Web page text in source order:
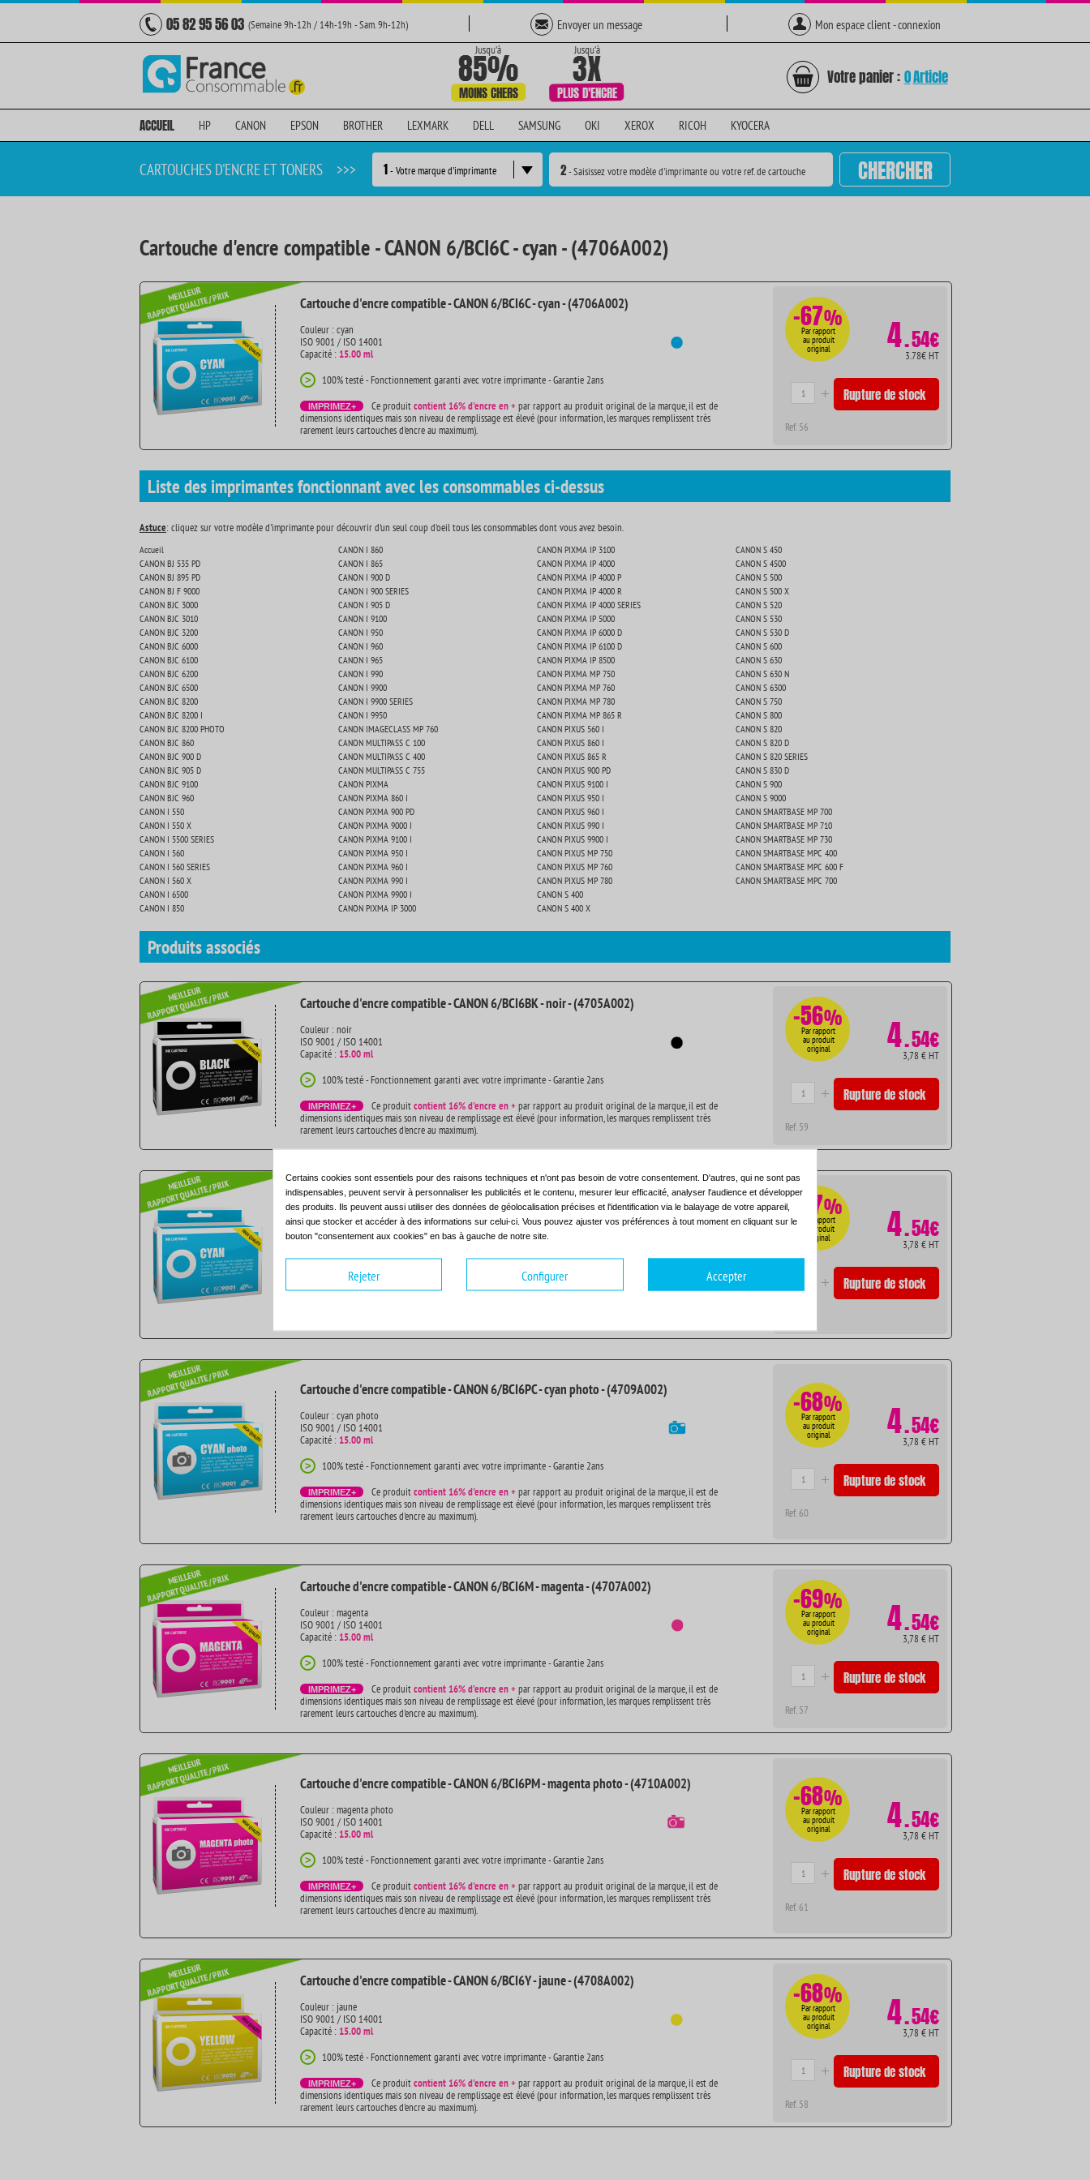
05 82 95 56 03 (Semaine 9h-12h / 14h-19h - Sam. 9h-12h) Envoyer un message Mon espace client - connexion
Votre panier : 0Article
ACCUEIL HP CANON EPSON BROTHER LEXMARK DELL SAMSUNG OKI XEROX RICOH KYOCERA
CARTOUCHES D'ENCRE ET TONERS >>> 1- Votre marque d'imprimante 2- Saisissez votre modèle d'imprimante ou votre ref. de cartouche CHERCHER
Cartouche d'encre compatible - CANON 6/BCI6C - cyan - (4706A002)
Cartouche d'encre compatible - CANON 6/BCI6C - cyan - (4706A002)
Couleur : cyan
ISO 9001 / ISO 14001
Capacité : 15.00 ml
> 100% testé - Fonctionnement garanti avec votre imprimante - Garantie 2ans
IMPRIMEZ+ Ce produitcontient 16% d'encre en +par rapport au produit original de la marque, il est de
dimensions identiques mais son niveau de remplissage est élevé (pour information, les marques remplissent très
rarement leurs cartouches d'encre au maximum).
-67%
Par rapport
au produit
original 4.54€
3.78€ HT
Rupture de stock
Ref. 56
Liste des imprimantes fonctionnant avec les consommables ci-dessus
Astuce: cliquez sur votre modèle d'imprimante pour découvrir d'un seul coup d'oeil tous les consommables dont vous avez besoin.
Accueil
CANON BJ 535 PD
CANON BJ 895 PD
CANON BJ F 9000
CANON BJC 3000
CANON BJC 3010
CANON BJC 3200
CANON BJC 6000
CANON BJC 6100
CANON BJC 6200
CANON BJC 6500
CANON BJC 8200
CANON BJC 8200 I
CANON BJC 8200 PHOTO
CANON BJC 860
CANON BJC 900 D
CANON BJC 905 D
CANON BJC 9100
CANON BJC 960
CANON I 550
CANON I 550 X
CANON I 5500 SERIES
CANON I 560
CANON I 560 SERIES
CANON I 560 X
CANON I 6500
CANON I 850
CANON I 860
CANON I 865
CANON I 900 D
CANON I 900 SERIES
CANON I 905 D
CANON I 9100
CANON I 950
CANON I 960
CANON I 965
CANON I 990
CANON I 9900
CANON I 9900 SERIES
CANON I 9950
CANON IMAGECLASS MP 760
CANON MULTIPASS C 100
CANON MULTIPASS C 400
CANON MULTIPASS C 755
CANON PIXMA
CANON PIXMA 860 I
CANON PIXMA 900 PD
CANON PIXMA 9000 I
CANON PIXMA 9100 I
CANON PIXMA 950 I
CANON PIXMA 960 I
CANON PIXMA 990 I
CANON PIXMA 9900 I
CANON PIXMA IP 3000
CANON PIXMA IP 3100
CANON PIXMA IP 4000
CANON PIXMA IP 4000 P
CANON PIXMA IP 4000 R
CANON PIXMA IP 4000 SERIES
CANON PIXMA IP 5000
CANON PIXMA IP 6000 D
CANON PIXMA IP 6100 D
CANON PIXMA IP 8500
CANON PIXMA MP 750
CANON PIXMA MP 760
CANON PIXMA MP 780
CANON PIXMA MP 865 R
CANON PIXUS 560 I
CANON PIXUS 860 I
CANON PIXUS 865 R
CANON PIXUS 900 PD
CANON PIXUS 9100 I
CANON PIXUS 950 I
CANON PIXUS 960 I
CANON PIXUS 990 I
CANON PIXUS 9900 I
CANON PIXUS MP 750
CANON PIXUS MP 760
CANON PIXUS MP 780
CANON S 400
CANON S 400 X
CANON S 450
CANON S 4500
CANON S 500
CANON S 500 X
CANON S 520
CANON S 530
CANON S 530 D
CANON S 600
CANON S 630
CANON S 630 N
CANON S 6300
CANON S 750
CANON S 800
CANON S 820
CANON S 820 D
CANON S 820 SERIES
CANON S 830 D
CANON S 900
CANON S 9000
CANON SMARTBASE MP 700
CANON SMARTBASE MP 710
CANON SMARTBASE MP 730
CANON SMARTBASE MPC 400
CANON SMARTBASE MPC 600 F
CANON SMARTBASE MPC 700
Produitsassociés
Cartouche d'encre compatible - CANON 6/BCI6BK - noir - (4705A002)
Couleur : noir
ISO 9001 / ISO 14001
Capacité : 15.00 ml
> 100% testé - Fonctionnement garanti avec votre imprimante - Garantie 2ans
IMPRIMEZ+ Ce produitcontient 16% d'encre en +par rapport au produit original de la marque, il est de
dimensions identiques mais son niveau de remplissage est élevé (pour information, les marques remplissent très
rarement leurs cartouches d'encre au maximum).
-56%
Par rapport
au produit
original 4.54€
3,78 € HT
Rupture de stock
Ref. 59
Cartouche d'encre compatible - CANON 6/BCI6C - cyan - (4706A002)
Couleur : cyan
ISO 9001 / ISO 14001
Capacité :15.00 ml
100% testé - Fonctionnement garanti avec votre imprimante - Garantie 2ans
Ce produitcontient 16% d'encre en +par rapport au produit original de la marque, il est de
-67%
Par rapport
au produit
original 4.54€
3,78 € HT
Rupture de stock
Cartouche d'encre compatible - CANON 6/BCI6PC - cyan photo - (4709A002)
Couleur : cyan photo
ISO 9001 / ISO 14001
Capacité : 15.00 ml
> 100% testé - Fonctionnement garanti avec votre imprimante - Garantie 2ans
IMPRIMEZ+ Ce produitcontient 16% d'encre en +par rapport au produit original de la marque, il est de
dimensions identiques mais son niveau de remplissage est élevé (pour information, les marques remplissent très
rarement leurs cartouches d'encre au maximum).
-68%
Par rapport
au produit
original 4.54€
3,78 € HT
Rupture de stock
Ref. 60
Cartouche d'encre compatible - CANON 6/BCI6M - magenta - (4707A002)
Couleur : magenta
ISO 9001 / ISO 14001
Capacité : 15.00 ml
> 100% testé - Fonctionnement garanti avec votre imprimante - Garantie 2ans
IMPRIMEZ+ Ce produitcontient 16% d'encre en +par rapport au produit original de la marque, il est de
dimensions identiques mais son niveau de remplissage est élevé (pour information, les marques remplissent très
rarement leurs cartouches d'encre au maximum).
-69%
Par rapport
au produit
original 4.54€
3,78 € HT
Rupture de stock
Ref. 57
Cartouche d'encre compatible - CANON 6/BCI6PM - magenta photo - (4710A002)
Couleur : magenta photo
ISO 9001 / ISO 14001
Capacité : 15.00 ml
> 100% testé - Fonctionnement garanti avec votre imprimante - Garantie 2ans
IMPRIMEZ+ Ce produitcontient 16% d'encre en +par rapport au produit original de la marque, il est de
dimensions identiques mais son niveau de remplissage est élevé (pour information, les marques remplissent très
rarement leurs cartouches d'encre au maximum).
-68%
Par rapport
au produit
original 4.54€
3,78 € HT
Rupture de stock
Ref. 61
Cartouche d'encre compatible - CANON 6/BCI6Y - jaune - (4708A002)
Couleur : jaune
ISO 9001 / ISO 14001
Capacité : 15.00 ml
> 100% testé - Fonctionnement garanti avec votre imprimante - Garantie 2ans
IMPRIMEZ+ Ce produitcontient 16% d'encre en +par rapport au produit original de la marque, il est de
dimensions identiques mais son niveau de remplissage est élevé (pour information, les marques remplissent très
rarement leurs cartouches d'encre au maximum).
-68%
Par rapport
au produit
original 4.54€
3,78 € HT
Rupture de stock
Ref. 58
Certains cookies sont essentiels pour des raisons techniques et n'ont pas besoin de votre consentement. D'autres, qui ne sont pas
indispensables, peuvent servir à personnaliser les publicités et le contenu, mesurer leur efficacité, analyser l'audience et développer
des produits. Ils peuvent aussi utiliser des données de géolocalisation précises et l'identification via le balayage de votre appareil,
ainsi que stocker et accéder à des informations sur celui-ci. Vous pouvez ajuster vos préférences à tout moment en cliquant sur le
bouton "consentement aux cookies" en bas à gauche de notre site.
Rejeter Configurer Accepter